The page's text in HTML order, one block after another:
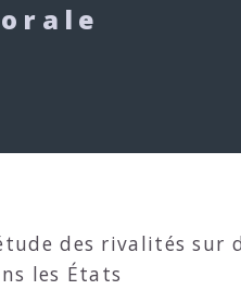
des rivalités sur
les États